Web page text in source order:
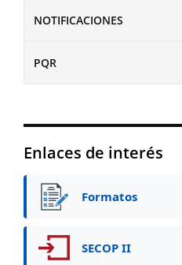
NOTIFICACIONES
PQR
Enlaces de interés
Formatos
SECOP II